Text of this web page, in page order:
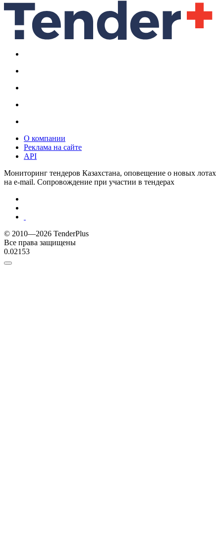
О компании
Реклама на сайте
API
Мониторинг тендеров Казахстана, оповещение о новых лотах
на e-mail. Сопровождение при участии в тендерах
© 2010—2026 TenderPlus
Все права защищены
0.02153